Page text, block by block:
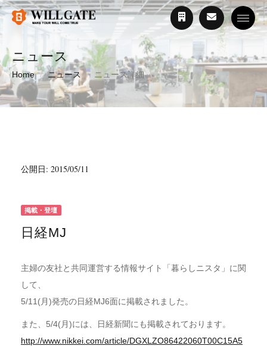
ニュース
Home ニュース ニュース詳細
公開日: 2015/05/11
掲載・登壇
日経MJ
主婦の友社と共同運営する情報サイト「暮らしニスタ」に関
して、
5/11(月)発売の日経MJ6面に掲載されました。
また、5/4(月)には、日経新聞にも掲載されております。
http://www.nikkei.com/article/DGXLZO86422060T00C15A5